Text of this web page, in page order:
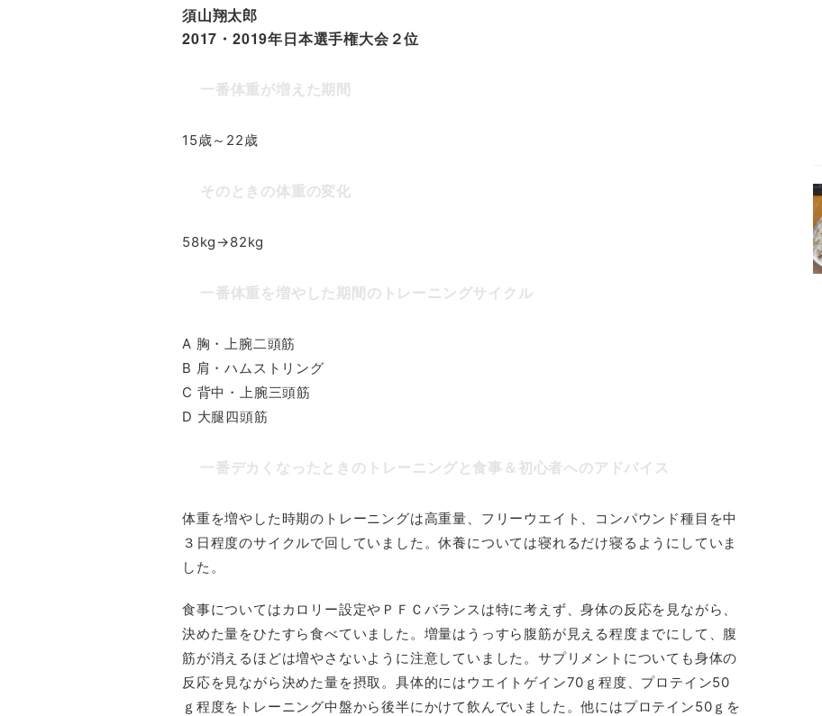
須山翔太郎
2017・2019年日本選手権大会２位
一番体重が増えた期間
15歳～22歳
そのときの体重の変化
58kg→82kg
一番体重を増やした期間のトレーニングサイクル
A 胸・上腕二頭筋
B 肩・ハムストリング
C 背中・上腕三頭筋
D 大腿四頭筋
一番デカくなったときのトレーニングと食事＆初心者へのアドバイス
体重を増やした時期のトレーニングは高重量、フリーウエイト、コンパウンド種目を中
３日程度のサイクルで回していました。休養については寝れるだけ寝るようにしていま
した。
食事についてはカロリー設定やＰＦＣバランスは特に考えず、身体の反応を見ながら、
決めた量をひたすら食べていました。増量はうっすら腹筋が見える程度までにして、腹
筋が消えるほどは増やさないように注意していました。サプリメントについても身体の
反応を見ながら決めた量を摂取。具体的にはウエイトゲイン70ｇ程度、プロテイン50
ｇ程度をトレーニング中盤から後半にかけて飲んでいました。他にはプロテイン50ｇを